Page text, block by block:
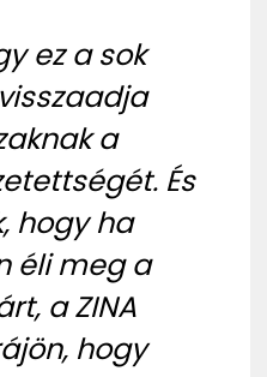
ez a sok
a
És
hogy ha
éli meg a
a ZINA
hogy